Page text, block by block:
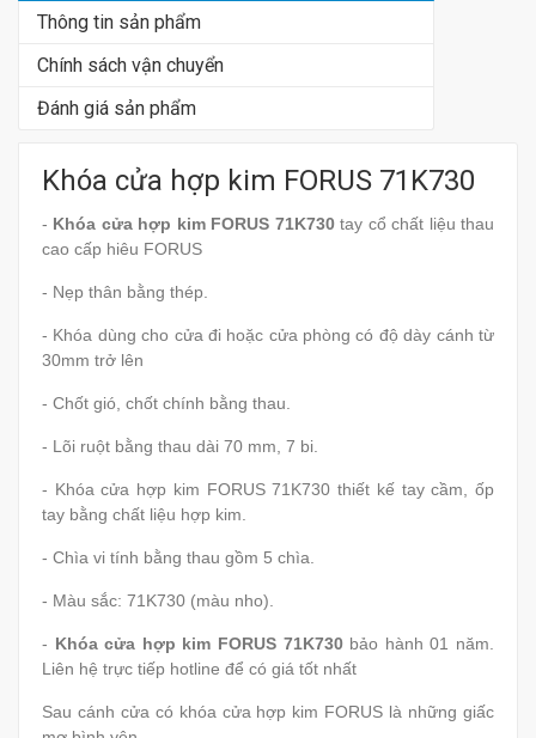
Thông tin sản phẩm
Chính sách vận chuyển
Đánh giá sản phẩm
Khóa cửa hợp kim FORUS 71K730
- Khóa cửa hợp kim FORUS 71K730tay cổ chất liệu thau
cao cấp hiêu FORUS
- Nẹp thân bằng thép.
- Khóa dùng cho cửa đi hoặc cửa phòng có độ dày cánh từ
30mm trở lên
- Chốt gió, chốt chính bằng thau.
- Lõi ruột bằng thau dài 70 mm, 7 bi.
- Khóa cửa hợp kim FORUS 71K730 thiết kế tay cầm, ốp
tay bằng chất liệu hợp kim.
- Chìa vi tính bằng thau gồm 5 chìa.
- Màu sắc: 71K730 (màu nho).
- Khóa cửa hợp kim FORUS 71K730 bảo hành 01 năm.
Liên hệ trực tiếp hotline để có giá tốt nhất
Sau cánh cửa có khóa cửa hợp kim FORUS là những giấc